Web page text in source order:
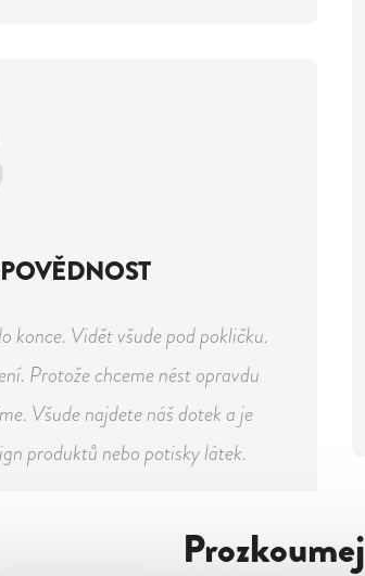
konce. Vidět všude pod pokličku.
Protože chceme nést opravdu
Všude najdete náš dotek a je
produktů nebo potisky látek.
Prozkoumej